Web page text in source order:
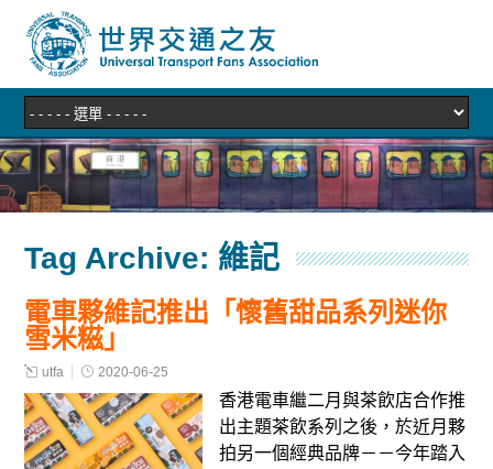
Tag Archive: 維記
電車夥維記推出「懷舊甜品系列迷你
雪米糍」
utfa 2020-06-25
香港電車繼二月與茶飲店合作推
出主題茶飲系列之後，於近月夥
拍另一個經典品牌－－今年踏入